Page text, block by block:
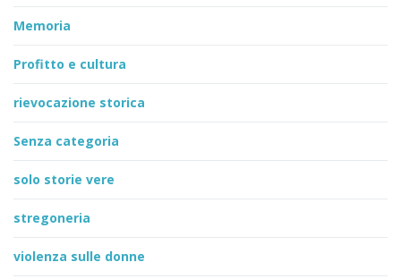
Memoria
Profitto e cultura
rievocazione storica
Senza categoria
solo storie vere
stregoneria
violenza sulle donne